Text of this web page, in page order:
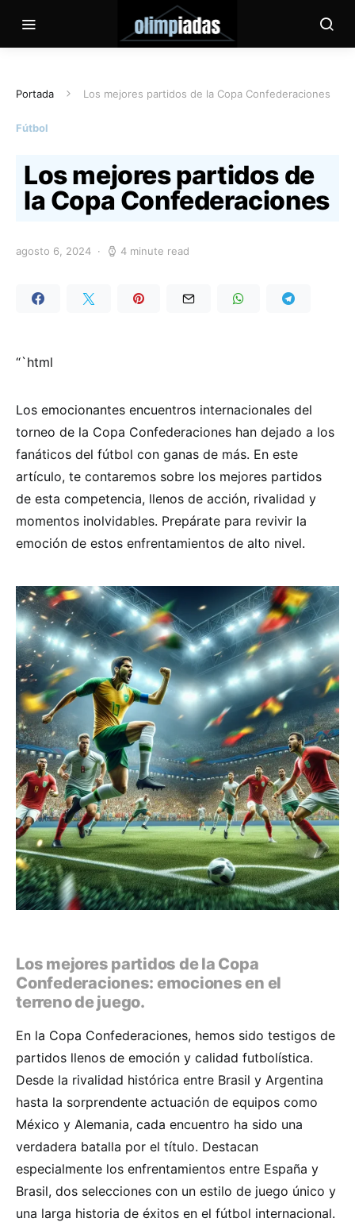
Portada Los mejores partidos de la Copa Confederaciones
Fútbol
Los mejores partidos de
la Copa Confederaciones
agosto 6, 2024 4 minute read
“`html
Los emocionantes encuentros internacionales del
torneo de la Copa Confederaciones han dejado a los
fanáticos del fútbol con ganas de más. En este
artículo, te contaremos sobre los mejores partidos
de esta competencia, llenos de acción, rivalidad y
momentos inolvidables. Prepárate para revivir la
emoción de estos enfrentamientos de alto nivel.
Los mejores partidos de la Copa
Confederaciones: emociones en el
terreno de juego.
En la Copa Confederaciones, hemos sido testigos de
partidos llenos de emoción y calidad futbolística.
Desde la rivalidad histórica entre Brasil y Argentina
hasta la sorprendente actuación de equipos como
México y Alemania, cada encuentro ha sido una
verdadera batalla por el título. Destacan
especialmente los enfrentamientos entre España y
Brasil, dos selecciones con un estilo de juego único y
una larga historia de éxitos en el fútbol internacional.